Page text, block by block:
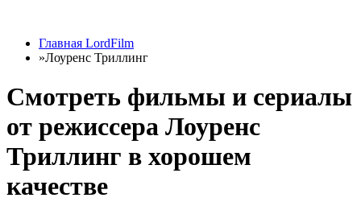
Главная LordFilm
»Лоуренс Триллинг
Смотреть фильмы и сериалы
от режиссера Лоуренс
Триллинг в хорошем
качестве